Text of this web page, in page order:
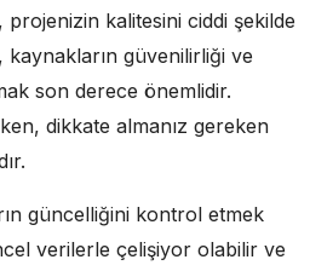
projenizin kalitesini ciddi şekilde
güvenilirliği ve
son derece önemlidir.
dikkate almanız gereken
güncelliğini kontrol etmek
verilerle çelişiyor olabilir ve